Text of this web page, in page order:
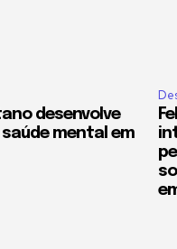
desenvolve
mental em